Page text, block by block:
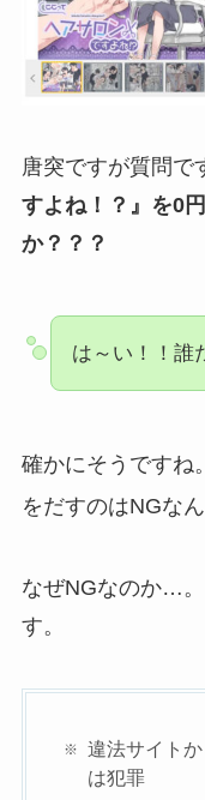
唐突ですが質問で
すよね！？』を0
か？？？
は～い！！誰
確かにそうですね。
をだすのはNGなん
なぜNGなのか…
す。
違法サイト
は犯罪